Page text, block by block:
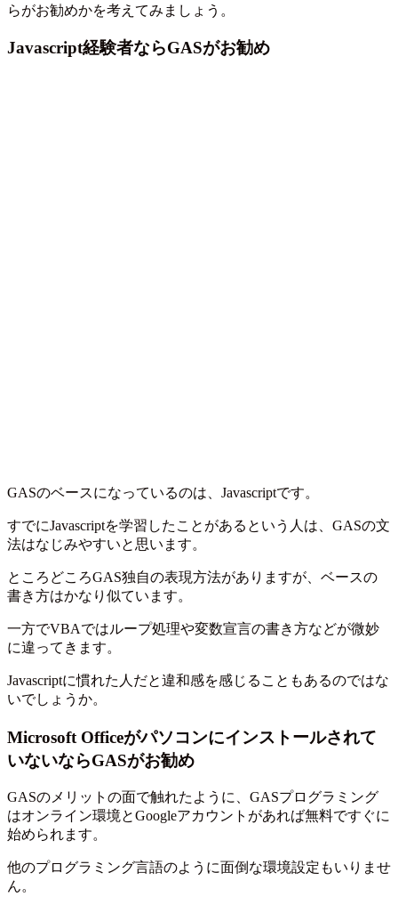
らがお勧めかを考えてみましょう。
Javascript経験者ならGASがお勧め
GASのベースになっているのは、Javascriptです。
すでにJavascriptを学習したことがあるという人は、GASの文
法はなじみやすいと思います。
ところどころGAS独自の表現方法がありますが、ベースの
書き方はかなり似ています。
一方でVBAではループ処理や変数宣言の書き方などが微妙
に違ってきます。
Javascriptに慣れた人だと違和感を感じることもあるのではな
いでしょうか。
Microsoft Officeがパソコンにインストールされて
いないならGASがお勧め
GASのメリットの面で触れたように、GASプログラミング
はオンライン環境とGoogleアカウントがあれば無料ですぐに
始められます。
他のプログラミング言語のように面倒な環境設定もいりませ
ん。